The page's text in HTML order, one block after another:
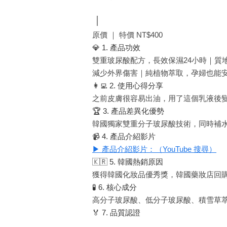
｜
原價 ｜ 特價 NT$400
💎 1. 產品功效
雙重玻尿酸配方，長效保濕24小時｜質
減少外界傷害｜純植物萃取，孕婦也能
👩‍💻 2. 使用心得分享
之前皮膚很容易出油，用了這個乳液後
🏆 3. 產品差異化優勢
韓國獨家雙重分子玻尿酸技術，同時補
📹 4. 產品介紹影片
▶ 產品介紹影片：（YouTube 搜尋）
🇰🇷 5. 韓國熱銷原因
獲得韓國化妝品優秀獎，韓國藥妝店回
🧪 6. 核心成分
高分子玻尿酸、低分子玻尿酸、積雪草
🏅 7. 品質認證